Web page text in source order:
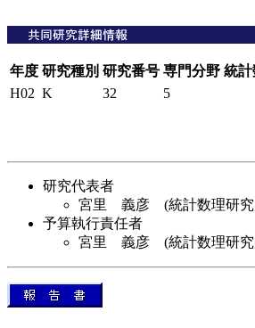
年度 研究種別 研究番号 専門分野 統
H02 K 32 5
研究代表者
宮里 義彦 (統計数理研究
予算執行責任者
宮里 義彦 (統計数理研究